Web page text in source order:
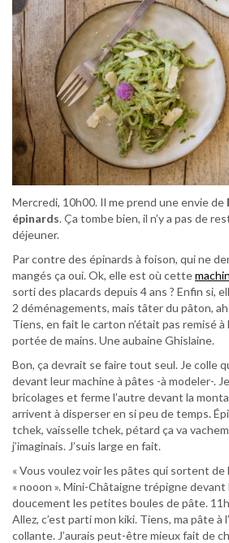
Mercredi, 10h00. Il me prend une envie de
épinards. Ça tombe bien, il n’y a pas de
déjeuner.
Par contre des épinards à foison, qui ne
mangés ça oui. Ok, elle est où cette
sorti des placards depuis 4 ans ? Enfin si,
2 déménagements, mais tâter du pâton,
Tiens, en fait le carton n’était pas remisé à
portée de mains. Une aubaine Ghislaine.
Bon, ça devrait se faire tout seul. Je colle
devant leur machine à pâtes -à modeler-.
bricolages et ferme l’autre devant la
arrivent à disperser en si peu de temps.
tchek, vaisselle tchek, pétard ça va
j’imaginais. J’suis large en fait.
« Vous voulez voir les pâtes qui sortent de
« nooon ». Mini-Châtaigne trépigne devant
doucement les petites boules de pâte.
Allez, c’est parti mon kiki. Tiens, ma pâte à
collante. J’aurais peut-être mieux fait de